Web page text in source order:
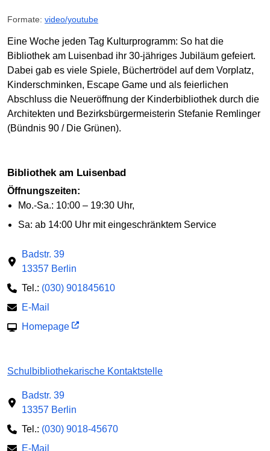
Formate: video/youtube
Eine Woche jeden Tag Kulturprogramm: So hat die
Bibliothek am Luisenbad ihr 30-jähriges Jubiläum gefeiert.
Dabei gab es viele Spiele, Büchertrödel auf dem Vorplatz,
Kinderschminken, Escape Game und als feierlichen
Abschluss die Neueröffnung der Kinderbibliothek durch die
Architekten und Bezirksbürgermeisterin Stefanie Remlinger
(Bündnis 90 / Die Grünen).
Bibliothek am Luisenbad
Öffnungszeiten:
Mo.-Sa.: 10:00 – 19:30 Uhr,
Sa: ab 14:00 Uhr mit eingeschränktem Service
Badstr. 39
13357 Berlin
Tel.: (030) 901845610
E-Mail
Homepage
Schulbibliothekarische Kontaktstelle
Badstr. 39
13357 Berlin
Tel.: (030) 9018-45670
E-Mail